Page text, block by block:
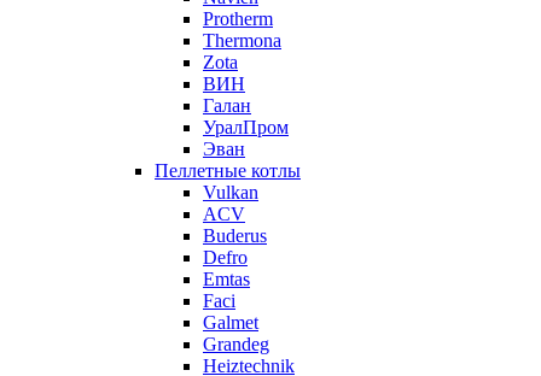
Protherm
Thermona
Zota
ВИН
Галан
УралПром
Эван
Пеллетные котлы
Vulkan
ACV
Buderus
Defro
Emtas
Faci
Galmet
Grandeg
Heiztechnik